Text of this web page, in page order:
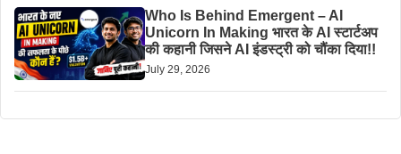
Who Is Behind Emergent – AI
Unicorn In Making भारत के AI स्टार्टअप
की कहानी जिसने AI इंडस्ट्री को चौंका दिया!!
July 29, 2026